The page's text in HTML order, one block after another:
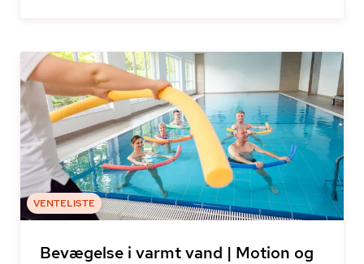
VENTELISTE
Bevægelse i varmt vand | Motion og